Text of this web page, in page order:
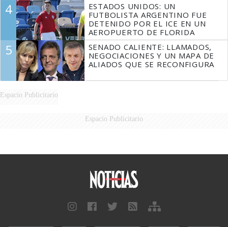
4
ESTADOS UNIDOS: UN
FUTBOLISTA ARGENTINO FUE
DETENIDO POR EL ICE EN UN
AEROPUERTO DE FLORIDA
5
SENADO CALIENTE: LLAMADOS,
NEGOCIACIONES Y UN MAPA DE
ALIADOS QUE SE RECONFIGURA
Espacio Publicitario
Espacio Publicitario